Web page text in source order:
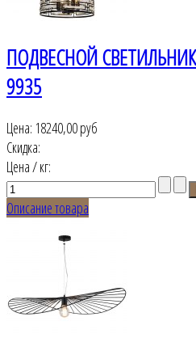
ПОДВЕСНОЙ СВЕТИЛЬНИК
9935
Цена: 18240,00 руб
Скидка:
Цена / кг:
Описание товара